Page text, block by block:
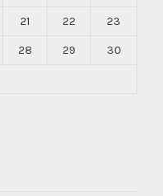
21 22 23
28 29 30